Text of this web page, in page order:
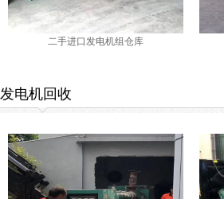
二手进口发电机组仓库
发电机回收